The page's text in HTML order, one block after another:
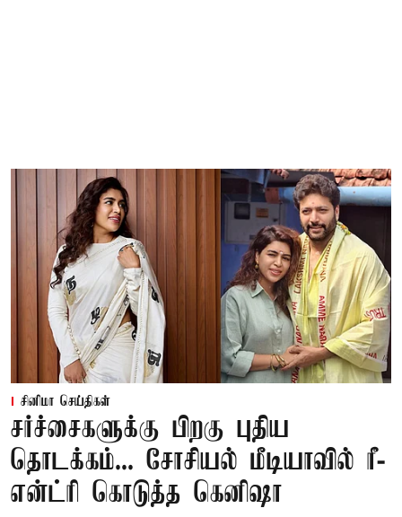
சினிமா செய்திகள்
சர்ச்சைகளுக்கு பிறகு புதிய
தொடக்கம்... சோசியல் மீடியாவில் ரீ-
என்ட்ரி கொடுத்த கெனிஷா